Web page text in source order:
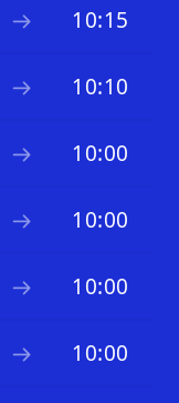
10:15
10:10
10:00
10:00
10:00
10:00